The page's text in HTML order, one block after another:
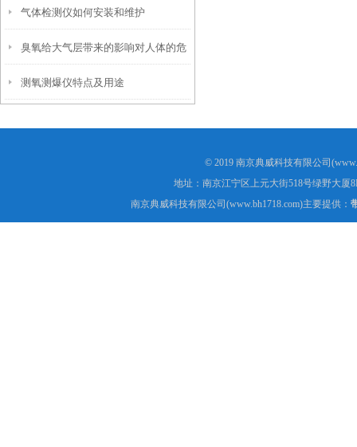
气体检测仪如何安装和维护
臭氧给大气层带来的影响对人体的危
害
测氧测爆仪特点及用途
© 2019 南京典威科技有限公司
地址：南京江宁区上元大街518号绿野大厦
南京典威科技有限公司(www.bh1718.com)主要提供：